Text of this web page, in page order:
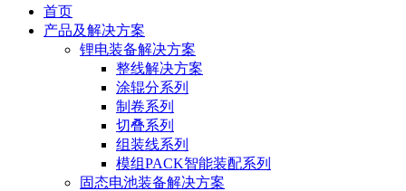
首页
产品及解决方案
锂电装备解决方案
整线解决方案
涂辊分系列
制卷系列
切叠系列
组装线系列
模组PACK智能装配系列
固态电池装备解决方案